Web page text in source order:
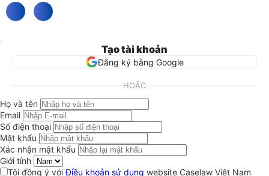
Tạo tài khoản
Đăng ký bằng Google
HOẶC
Họ và tên
Email
Số điện thoại
Mật khẩu
Xác nhận mật khẩu
Giới tính
Tôi đồng ý vớiĐiều khoản sử dụng website Caselaw Việt Nam